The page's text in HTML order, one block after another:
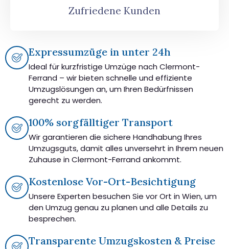
Zufriedene Kunden
Expressumzüge in unter 24h
Ideal für kurzfristige Umzüge nach Clermont-
Ferrand – wir bieten schnelle und effiziente
Umzugslösungen an, um Ihren Bedürfnissen
gerecht zu werden.
100% sorgfälltiger Transport
Wir garantieren die sichere Handhabung Ihres
Umzugsguts, damit alles unversehrt in Ihrem neuen
Zuhause in Clermont-Ferrand ankommt.
Kostenlose Vor-Ort-Besichtigung
Unsere Experten besuchen Sie vor Ort in Wien, um
den Umzug genau zu planen und alle Details zu
besprechen.
Transparente Umzugskosten & Preise